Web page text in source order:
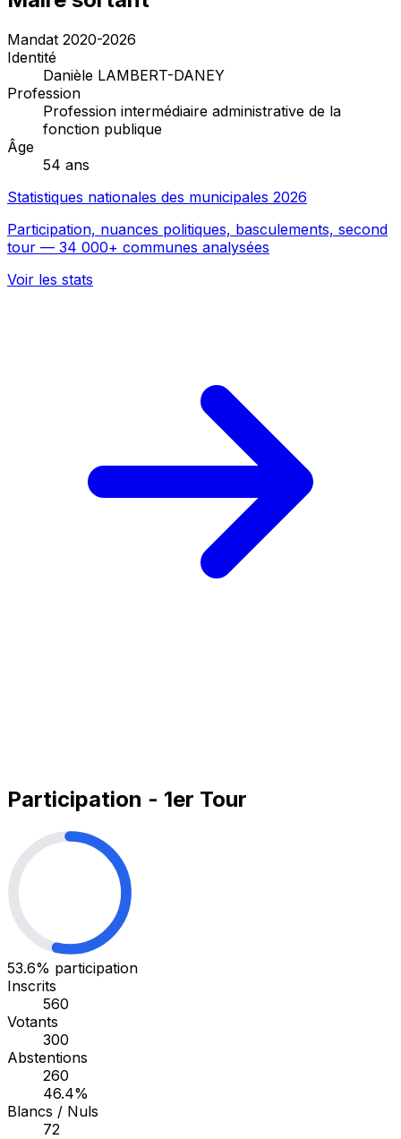
Mandat 2020-2026
Identité
Danièle LAMBERT-DANEY
Profession
Profession intermédiaire administrative de la
fonction publique
Âge
54 ans
Statistiques nationales des municipales 2026
Participation, nuances politiques, basculements, second
tour — 34 000+ communes analysées
Voir les stats
Participation - 1er Tour
53.6% participation
Inscrits
560
Votants
300
Abstentions
260
46.4%
Blancs / Nuls
72